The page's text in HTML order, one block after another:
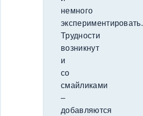
немного
экспериментировать.
Трудности
возникнут
и
со
смайликами
–
добавляются